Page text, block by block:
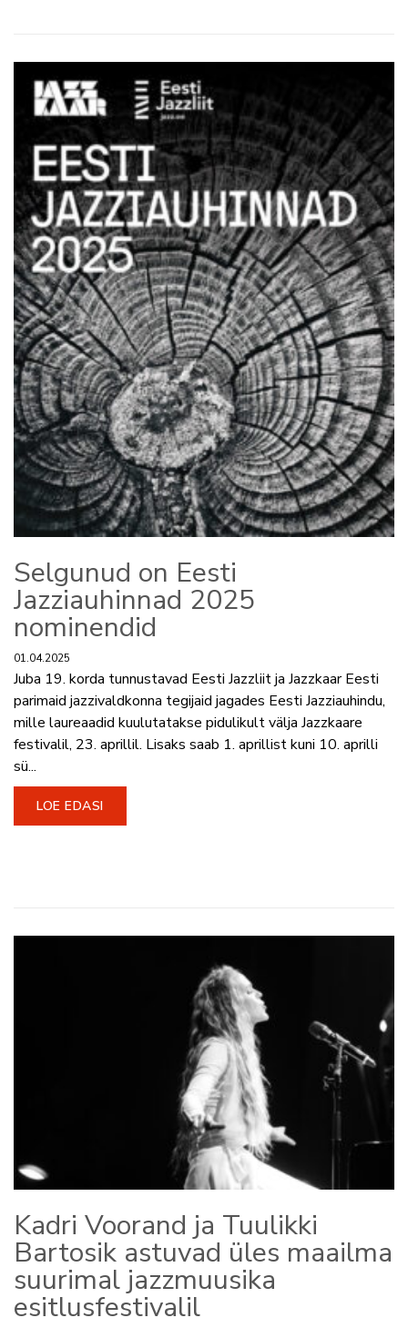
Selgunud on Eesti
Jazziauhinnad 2025
nominendid
01.04.2025
Juba 19. korda tunnustavad Eesti Jazzliit ja Jazzkaar Eesti
parimaid jazzivaldkonna tegijaid jagades Eesti Jazziauhindu,
mille laureaadid kuulutatakse pidulikult välja Jazzkaare
festivalil, 23. aprillil. Lisaks saab 1. aprillist kuni 10. aprilli
sü...
LOE EDASI
Kadri Voorand ja Tuulikki
Bartosik astuvad üles maailma
suurimal jazzmuusika
esitlusfestivalil